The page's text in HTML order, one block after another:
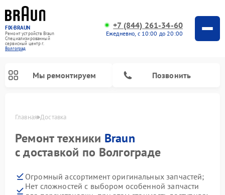
FIX-BRAUN
Ремонт устройств Braun
Специализированный
cервисный центр г.
Волгоград
+7 (844) 261-34-60
Ежедневно, с 10:00 до 20:00
Мы ремонтируем Позвонить
Главная Доставка
Ремонт техники Braun
с доставкой по Волгограде
Огромный ассортимент оригинальных запчастей;
Нет сложностей с выбором особенной запчасти